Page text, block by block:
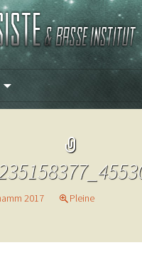
!
2017
Pleine